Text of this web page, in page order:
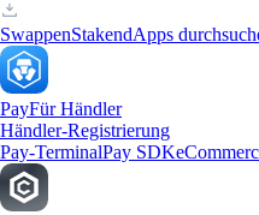
SwappenStakendApps
PayFür Händler
Händler-Registrierung
Pay-TerminalPay SDK